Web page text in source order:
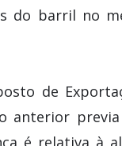
do barril no
de
anterior
é relativa à